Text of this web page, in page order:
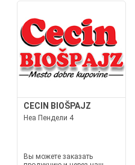
CECIN BIOŠPAJZ
Неа Пендели 4
Вы можете заказать